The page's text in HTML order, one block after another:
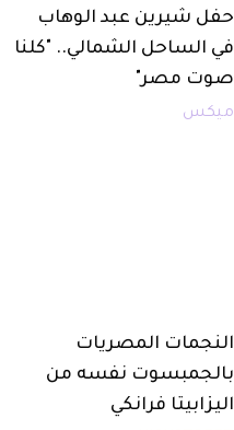
حفل شيرين عبد الوهاب
في الساحل الشمالي.. "كلنا
صوت مصر"
ميكس
النجمات المصريات
بالجمبسوت نفسه من
اليزابيتا فرانكي